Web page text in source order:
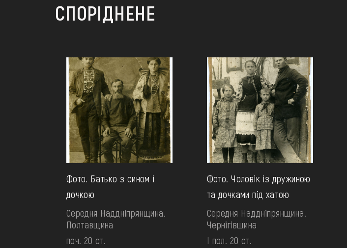
СПОРІДНЕНЕ
Фото. Батько з сином і
дочкою
Середня Наддніпрянщина.
Полтавщина
поч. 20 ст.
Фото. Чоловік із дружиною
та дочками під хатою
Середня Наддніпрянщина.
Чернігівщина
І пол. 20 ст.